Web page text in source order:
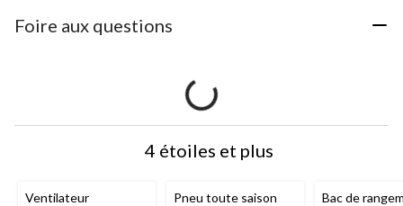
Foire aux questions
4 étoiles et plus
Ventilateur
Pneu toute saison
Bac de